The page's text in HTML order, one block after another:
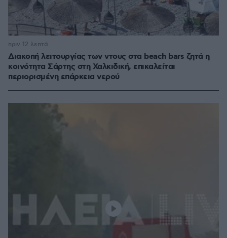
Διακοπή λειτουργίας των ντους στα beach bars ζητά η
κοινότητα Σάρτης στη Χαλκιδική, επικαλείται
περιορισμένη επάρκεια νερού
πριν 12 λεπτά